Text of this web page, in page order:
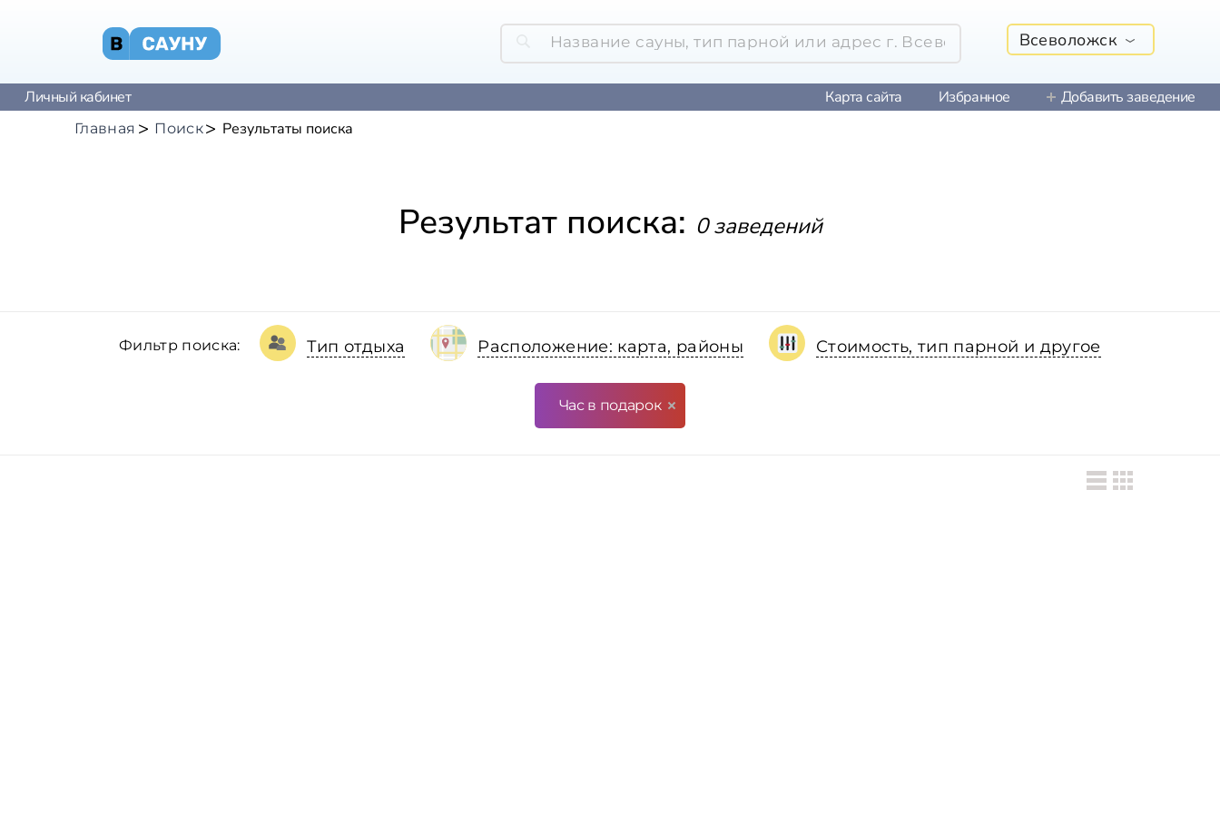
Всеволожск
Личный кабинет Карта сайта Избранное Добавить заведение
Главная Поиск Результаты поиска
Результат поиска: 0 заведений
Фильтр поиска: Тип отдыха Расположение: карта, районы Стоимость, тип парной и другое
Час в подарок